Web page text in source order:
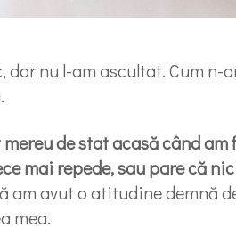
dar nu l-am ascultat. Cum
de stat acasă când
mai repede, sau pare că
am avut o atitudine demnă
mea.